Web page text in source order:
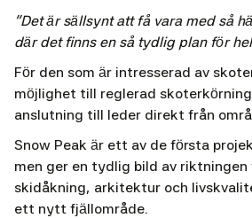
“Det är sällsynt att få vara med så
där det finns en så tydlig plan för
För den som är intresserad av
möjlighet till reglerad
anslutning till leder direkt från
Snow Peak är ett av de första
men ger en tydlig bild av
skidåkning, arkitektur och
ett nytt fjällområde.